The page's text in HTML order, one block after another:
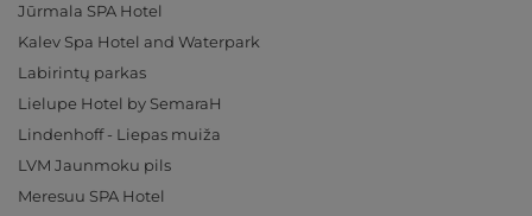
Jūrmala SPA Hotel
Kalev Spa Hotel and Waterpark
Labirintų parkas
Lielupe Hotel by SemaraH
Lindenhoff - Liepas muiža
LVM Jaunmoku pils
Meresuu SPA Hotel